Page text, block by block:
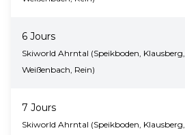
6 Jours
Skiworld Ahrntal (Speikboden, Klausberg,
Weißenbach, Rein)
7 Jours
Skiworld Ahrntal (Speikboden, Klausberg,